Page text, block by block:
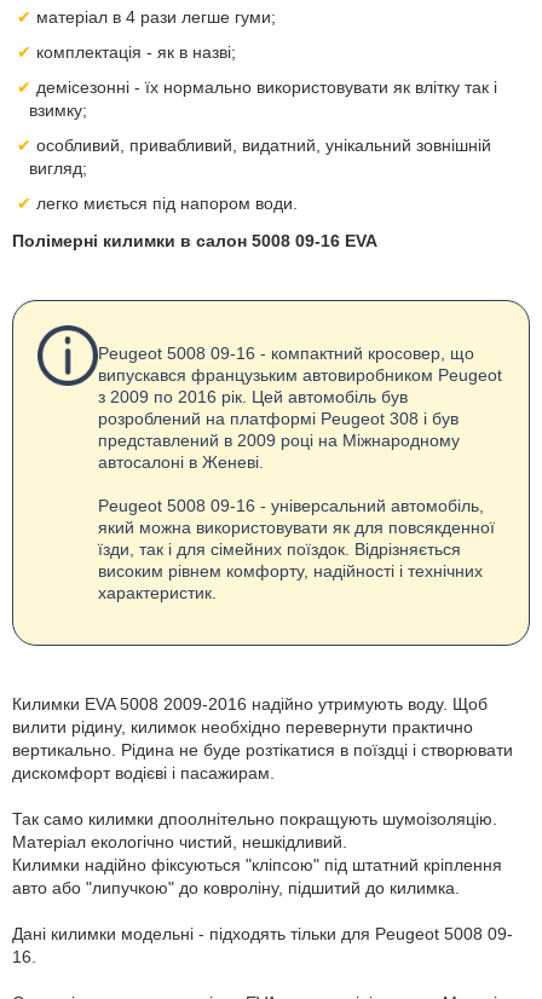
матеріал в 4 рази легше гуми;
комплектація - як в назві;
демісезонні - їх нормально використовувати як влітку так і
взимку;
особливий, привабливий, видатний, унікальний зовнішній
вигляд;
легко миється під напором води.
Полімерні килимки в салон 5008 09-16 EVA
Peugeot 5008 09-16 - компактний кросовер, що
випускався французьким автовиробником Peugeot
з 2009 по 2016 рік. Цей автомобіль був
розроблений на платформі Peugeot 308 і був
представлений в 2009 році на Міжнародному
автосалоні в Женеві.
Peugeot 5008 09-16 - універсальний автомобіль,
який можна використовувати як для повсякденної
їзди, так і для сімейних поїздок. Відрізняється
високим рівнем комфорту, надійності і технічних
характеристик.
Килимки EVA 5008 2009-2016 надійно утримують воду. Щоб
вилити рідину, килимок необхідно перевернути практично
вертикально. Рідина не буде розтікатися в поїздці і створювати
дискомфорт водієві і пасажирам.
Так само килимки дпоолнітельно покращують шумоізоляцію.
Матеріал екологічно чистий, нешкідливий.
Килимки надійно фіксуються "кліпсою" під штатний кріплення
авто або "липучкою" до ковроліну, підшитий до килимка.
Дані килимки модельні - підходять тільки для Peugeot 5008 09-
16.